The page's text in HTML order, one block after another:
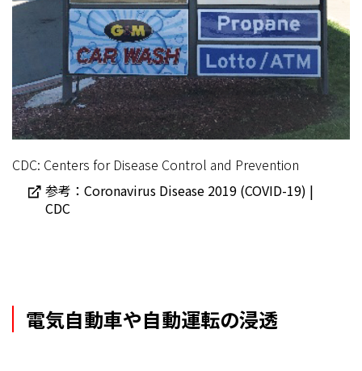
CDC: Centers for Disease Control and Prevention
参考：Coronavirus Disease 2019 (COVID-19) |
CDC
電気自動車や自動運転の浸透